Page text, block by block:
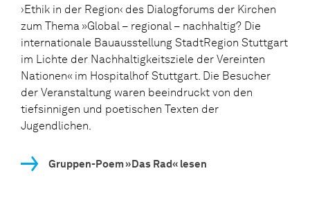
›Ethik in der Region‹ des Dialogforums der Kirchen
zum Thema »Global – regional – nachhaltig? Die
internationale Bauausstellung StadtRegion Stuttgart
im Lichte der Nachhaltigkeitsziele der Vereinten
Nationen« im Hospitalhof Stuttgart. Die Besucher
der Veranstaltung waren beeindruckt von den
tiefsinnigen und poetischen Texten der
Jugendlichen.
Gruppen-Poem »Das Rad« lesen